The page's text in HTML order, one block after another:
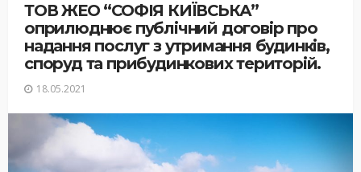
ТОВ ЖЕО “СОФІЯ КИЇВСЬКА”
оприлюднює публічний договір про
надання послуг з утримання будинків,
споруд та прибудинкових територій.
18.05.2021